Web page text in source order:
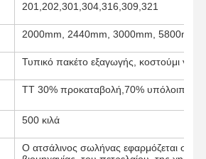
Προϊόντα
Σχετικά Με
201,202,301,304,316,309,321
2000mm, 2440mm, 3000mm, 5800mm,
Τυπικό πακέτο εξαγωγής, κοστούμι για
TT 30% προκαταβολή,70% υπόλοιπο
500 κιλά
Ο ατσάλινος σωλήνας εφαρμόζεται